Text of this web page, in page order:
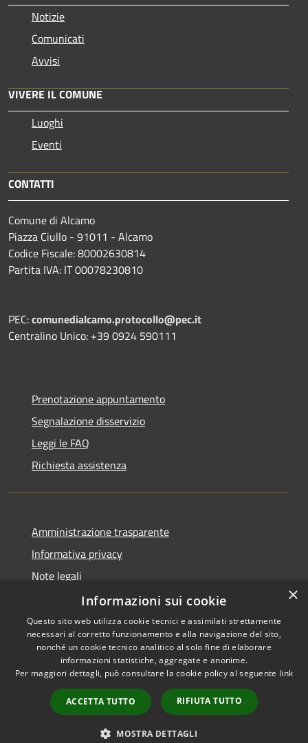
Notizie
Comunicati
Avvisi
VIVERE IL COMUNE
Luoghi
Eventi
CONTATTI
Comune di Alcamo
Piazza Ciullo - 91011 - Alcamo
Codice Fiscale: 80002630814
Partita IVA: IT 00078230810
PEC:comunedialcamo.protocollo@pec.it
Centralino Unico: +39 0924 590111
Prenotazione appuntamento
Segnalazione disservizio
Leggi le FAQ
Richiesta assistenza
Amministrazione trasparente
Informativa privacy
Note legali
Dichiarazione di accessibilità
RSS
Accessibilità
Copyright © 2026 • Comune di
Alcamo • Powered by
Municipium•
Accesso
redazione
×
Informazioni sui cookie
Questo sito web utilizza cookie tecnici e assimilati strettamente
necessari al corretto funzionamento e alla navigazione del sito,
nonché un cookie tecnico analitico al solo fine di elaborare
informazioni statistiche, aggregate e anonime.
Per maggiori dettagli, può consultare la cookie policy al seguente link
ACCETTA TUTTO RIFIUTA TUTTO
MOSTRA DETTAGLI